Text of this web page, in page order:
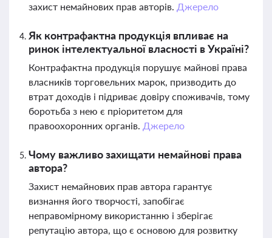
захист немайнових прав авторів. Джерело
Як контрафактна продукція впливає на
ринок інтелектуальної власності в Україні?
Контрафактна продукція порушує майнові права
власників торговельних марок, призводить до
втрат доходів і підриває довіру споживачів, тому
боротьба з нею є пріоритетом для
правоохоронних органів. Джерело
Чому важливо захищати немайнові права
автора?
Захист немайнових прав автора гарантує
визнання його творчості, запобігає
неправомірному використанню і зберігає
репутацію автора, що є основою для розвитку